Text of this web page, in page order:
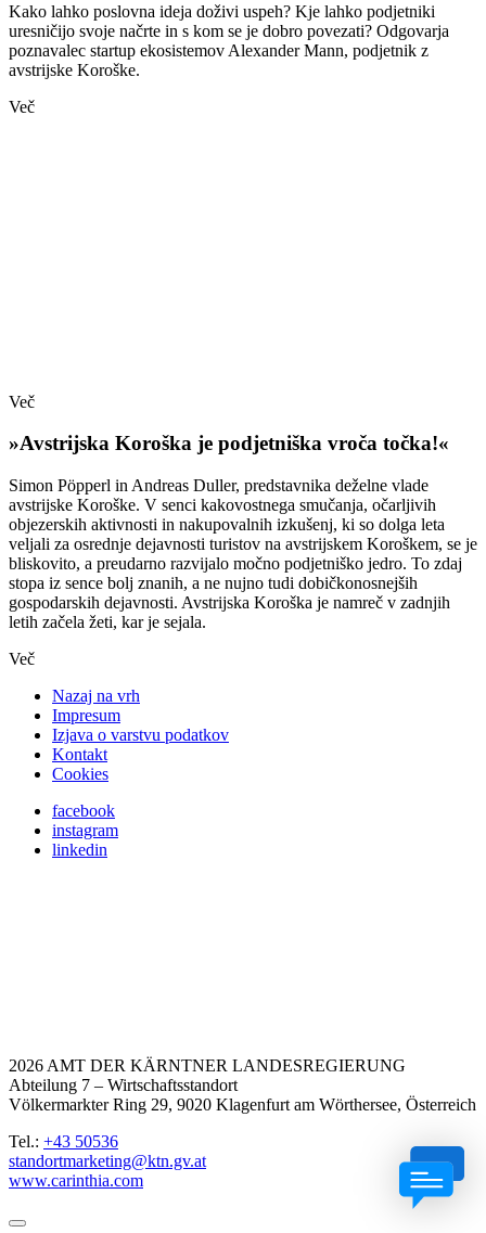
Kako lahko poslovna ideja doživi uspeh? Kje lahko podjetniki
uresničijo svoje načrte in s kom se je dobro povezati? Odgovarja
poznavalec startup ekosistemov Alexander Mann, podjetnik z
avstrijske Koroške.
Več
Več
»Avstrijska Koroška je podjetniška vroča točka!«
Simon Pöpperl in Andreas Duller, predstavnika deželne vlade
avstrijske Koroške. V senci kakovostnega smučanja, očarljivih
objezerskih aktivnosti in nakupovalnih izkušenj, ki so dolga leta
veljali za osrednje dejavnosti turistov na avstrijskem Koroškem, se je
bliskovito, a preudarno razvijalo močno podjetniško jedro. To zdaj
stopa iz sence bolj znanih, a ne nujno tudi dobičkonosnejših
gospodarskih dejavnosti. Avstrijska Koroška je namreč v zadnjih
letih začela žeti, kar je sejala.
Več
Nazaj na vrh
Impresum
Izjava o varstvu podatkov
Kontakt
Cookies
facebook
instagram
linkedin
2026 AMT DER KÄRNTNER LANDESREGIERUNG
Abteilung 7 – Wirtschaftsstandort
Völkermarkter Ring 29, 9020 Klagenfurt am Wörthersee, Österreich
Tel.: +43 50536
standortmarketing@ktn.gv.at
www.carinthia.com